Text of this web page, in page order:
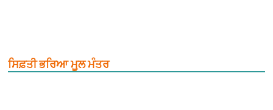
ਸਿਫ਼ਤੀ ਭਰਿਆ ਮੂ਼ਲ ਮੰਤਰ